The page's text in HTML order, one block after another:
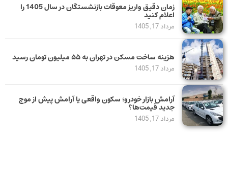
زمان دقیق واریز معوقات بازنشستگان در سال 1405 را
اعلام کنید
مرداد 17, 1405
هزینه ساخت مسکن در تهران به ۵۵ میلیون تومان رسید
مرداد 17, 1405
آرامش بازار خودرو؛ سکون واقعی یا آرامش پیش از موج
جدید قیمت‌ها؟
مرداد 17, 1405